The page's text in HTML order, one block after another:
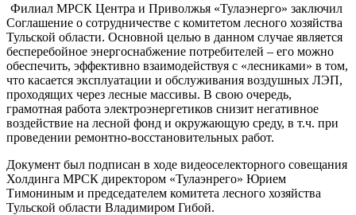
Филиал МРСК Центра и Приволжья «Тулаэнерго» заключил
Соглашение о сотрудничестве с комитетом лесного хозяйства
Тульской области. Основной целью в данном случае является
бесперебойное энергоснабжение потребителей – его можно
обеспечить, эффективно взаимодействуя с «лесниками» в том,
что касается эксплуатации и обслуживания воздушных ЛЭП,
проходящих через лесные массивы. В свою очередь,
грамотная работа электроэнергетиков снизит негативное
воздействие на лесной фонд и окружающую среду, в т.ч. при
проведении ремонтно-восстановительных работ.
Документ был подписан в ходе видеоселекторного совещания
Холдинга МРСК директором «Тулаэнрего» Юрием
Тимониным и председателем комитета лесного хозяйства
Тульской области Владимиром Гибой.